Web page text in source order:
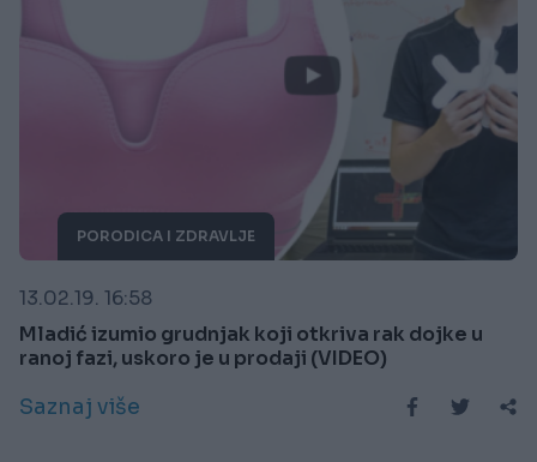
PORODICA I ZDRAVLJE
13.02.19. 16:58
Mladić izumio grudnjak koji otkriva rak dojke u
ranoj fazi, uskoro je u prodaji (VIDEO)
Saznaj više